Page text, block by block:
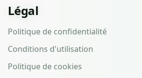
Légal
Politique de confidentialité
Conditions d'utilisation
Politique de cookies